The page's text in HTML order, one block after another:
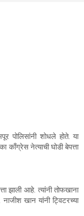
पोलिसांनी शोधले होते. या
नेत्याची घोडी बेपत्ता
झाली आहे. त्यांनी तोफखाना
नाजीश खान यांनी ट्विटरच्या